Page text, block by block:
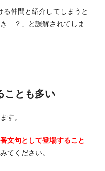
る仲間と紹介してしまうと
…？」と誤解されてしま
ことも多い
す。
文句として登場すること
てください。